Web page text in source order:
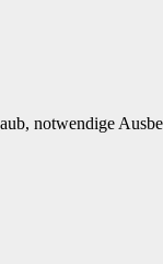
notwendige